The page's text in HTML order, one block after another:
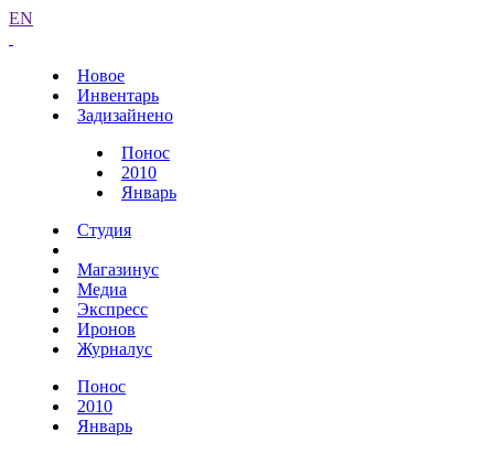
EN
Новое
Инвентарь
Задизайнено
Понос
2010
Январь
Студия
Магазинус
Медиа
Экспресс
Иронов
Журналус
Понос
2010
Январь